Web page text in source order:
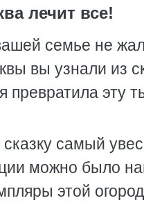
лечит все!
семье не
вы узнали из
эту
самый
можно было
этой